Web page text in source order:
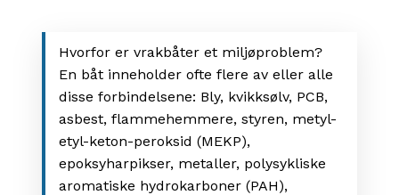
Hvorfor er vrakbåter et miljøproblem?
En båt inneholder ofte flere av eller alle
disse forbindelsene: Bly, kvikksølv, PCB,
asbest, flammehemmere, styren, metyl-
etyl-keton-peroksid (MEKP),
epoksyharpikser, metaller, polysykliske
aromatiske hydrokarboner (PAH),